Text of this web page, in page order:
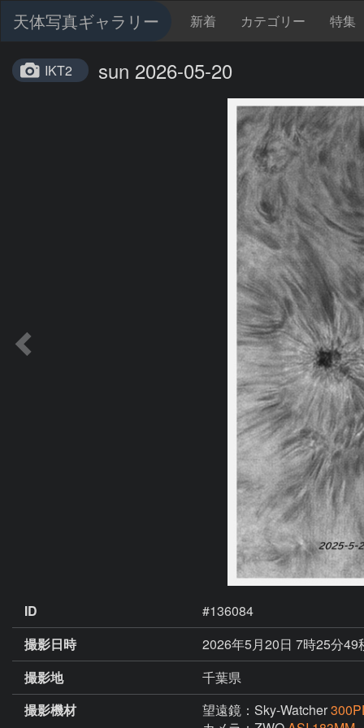
天体写真ギャラリー 新着 カテゴリー 特集
IKT2 sun 2026-05-20
ID
#136084
撮影日時
2026年5月20日 7時25分49
撮影地
千葉県
撮影機材
望遠鏡：Sky-Watcher